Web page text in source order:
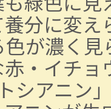
分に変
が濃く見
・イチ
シアニン